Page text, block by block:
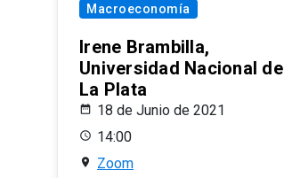
Macroeconomía
Irene Brambilla,
Universidad Nacional de
La Plata
18 de Junio de 2021
14:00
Zoom